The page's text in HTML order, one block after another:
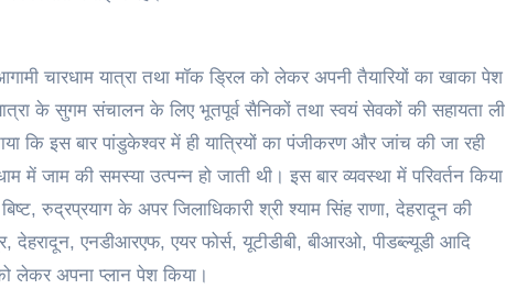
चारधाम यात्रा तथा मॉक ड्रिल को लेकर अपनी तैयारियों का खाका पेश
के सुगम संचालन के लिए भूतपूर्व सैनिकों तथा स्वयं सेवकों की सहायता ली
कि इस बार पांडुकेश्वर में ही यात्रियों का पंजीकरण और जांच की जा रही
में जाम की समस्या उत्पन्न हो जाती थी। इस बार व्यवस्था में परिवर्तन किया
रुद्रप्रयाग के अपर जिलाधिकारी श्री श्याम सिंह राणा, देहरादून की
एनडीआरएफ, एयर फोर्स, यूटीडीबी, बीआरओ, पीडब्ल्यूडी आदि
लेकर अपना प्लान पेश किया।